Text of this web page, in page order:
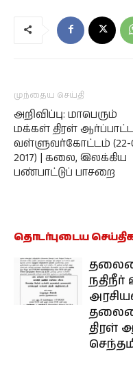
முந்தைய செய்தி
அறிவிப்பு: மாபெரும்
மக்கள் திரள்
வள்ளுவர்கோட்டம் (22-
2017) | கலை, இலக்கிய
பண்பாட்டுப் பாசறை
தொடர்புடைய
திரள்